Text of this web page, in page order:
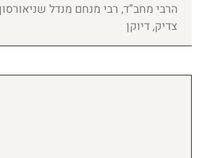
הרבי מחב”ד, רבי מנחם מנדל
צדיק, דיוקן